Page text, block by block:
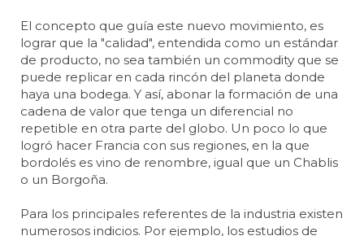
El concepto que guía este nuevo movimiento, es
lograr que la "calidad", entendida como un estándar
de producto, no sea también un commodity que se
puede replicar en cada rincón del planeta donde
haya una bodega. Y así, abonar la formación de una
cadena de valor que tenga un diferencial no
repetible en otra parte del globo. Un poco lo que
logró hacer Francia con sus regiones, en la que
bordolés es vino de renombre, igual que un Chablis
o un Borgoña.
Para los principales referentes de la industria existen
numerosos indicios. Por ejemplo, los estudios de